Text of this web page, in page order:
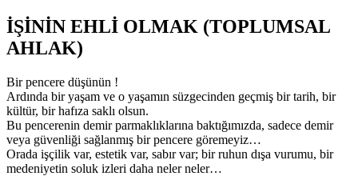
İŞİNİN EHLİ OLMAK (TOPLUMSAL
AHLAK)
Bir pencere düşünün !
Ardında bir yaşam ve o yaşamın süzgecinden geçmiş bir tarih, bir
kültür, bir hafıza saklı olsun.
Bu pencerenin demir parmaklıklarına baktığımızda, sadece demir
veya güvenliği sağlanmış bir pencere göremeyiz…
Orada işçilik var, estetik var, sabır var; bir ruhun dışa vurumu, bir
medeniyetin soluk izleri daha neler neler…